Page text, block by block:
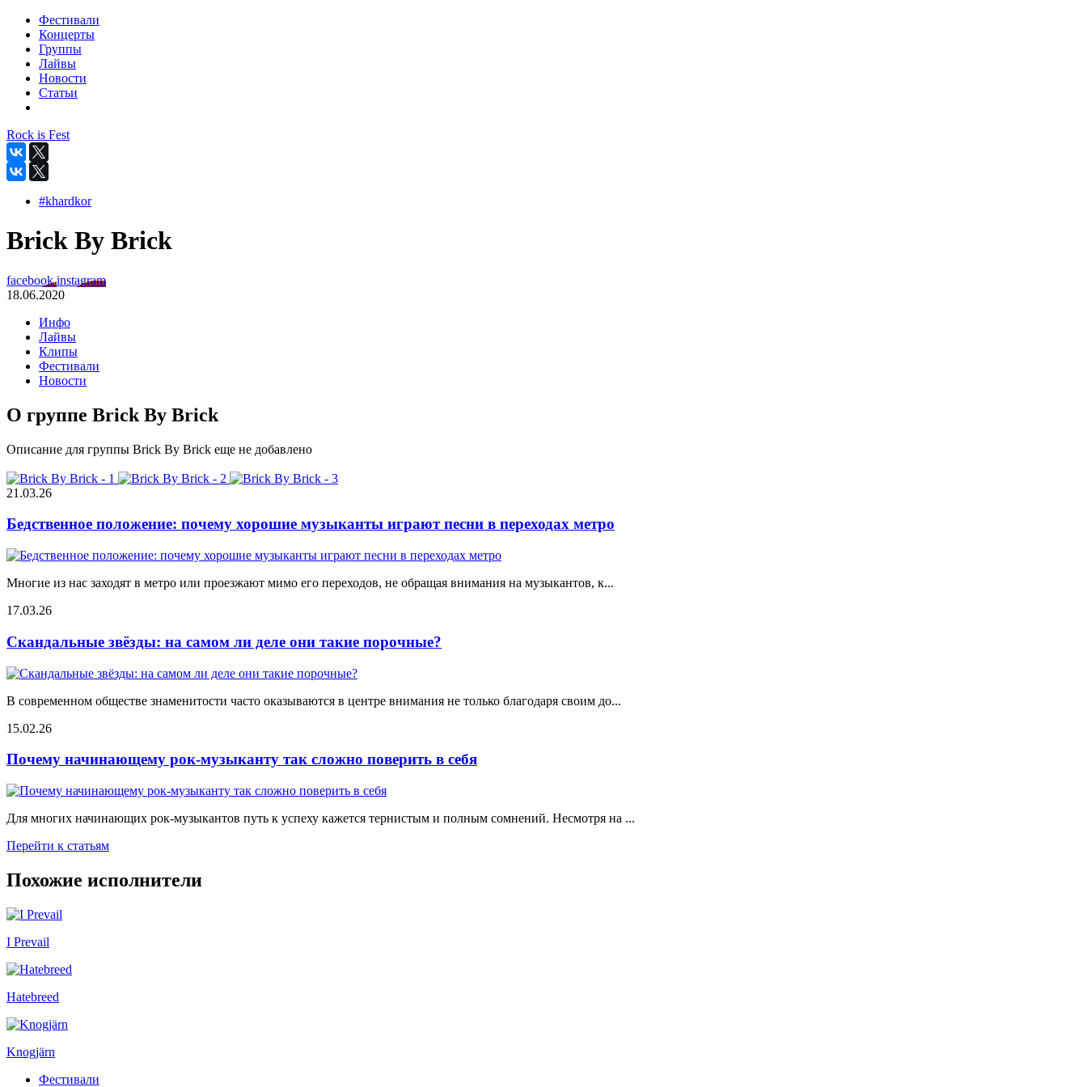
Фестивали
Концерты
Группы
Лайвы
Новости
Статьи
Rock is Fest
#khardkor
Brick By Brick
facebookinstagram
18.06.2020
Инфо
Лайвы
Клипы
Фестивали
Новости
О группе Brick By Brick
Описание для группы Brick By Brick еще не добавлено
21.03.26
Бедственное положение: почему хорошие музыканты играют песни в переходах метро
Многие из нас заходят в метро или проезжают мимо его переходов, не обращая внимания на музыкантов, к...
17.03.26
Скандальные звёзды: на самом ли деле они такие порочные?
В современном обществе знаменитости часто оказываются в центре внимания не только благодаря своим до...
15.02.26
Почему начинающему рок-музыканту так сложно поверить в себя
Для многих начинающих рок-музыкантов путь к успеху кажется тернистым и полным сомнений. Несмотря на ...
Перейти к статьям
Похожие исполнители
I Prevail
Hatebreed
Knogjärn
Фестивали